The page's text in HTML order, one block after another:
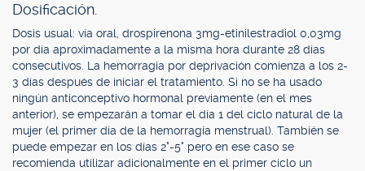
Dosificación.
Dosis usual: vía oral, drospirenona 3mg-etinilestradiol 0,03mg
por día aproximadamente a la misma hora durante 28 días
consecutivos. La hemorragia por deprivación comienza a los 2-
3 días después de iniciar el tratamiento. Si no se ha usado
ningún anticonceptivo hormonal previamente (en el mes
anterior), se empezarán a tomar el día 1 del ciclo natural de la
mujer (el primer día de la hemorragia menstrual). También se
puede empezar en los días 2°-5° pero en ese caso se
recomienda utilizar adicionalmente en el primer ciclo un